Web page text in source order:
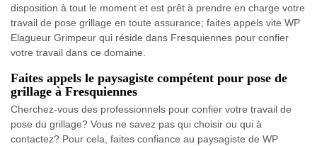
disposition à tout le moment et est prêt à prendre en charge votre
travail de pose grillage en toute assurance; faites appels vite WP
Elagueur Grimpeur qui réside dans Fresquiennes pour confier
votre travail dans ce domaine.
Faites appels le paysagiste compétent pour pose de
grillage à Fresquiennes
Cherchez-vous des professionnels pour confier votre travail de
pose du grillage? Vous ne savez pas qui choisir ou qui à
contactez? Pour cela, faites confiance au paysagiste de WP